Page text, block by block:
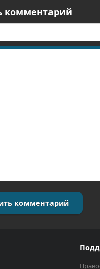
комментарий
комментарий